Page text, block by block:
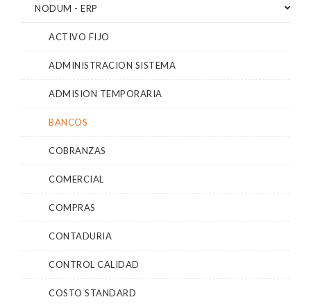
NODUM - ERP
ACTIVO FIJO
ADMINISTRACION SISTEMA
ADMISION TEMPORARIA
BANCOS
COBRANZAS
COMERCIAL
COMPRAS
CONTADURIA
CONTROL CALIDAD
COSTO STANDARD